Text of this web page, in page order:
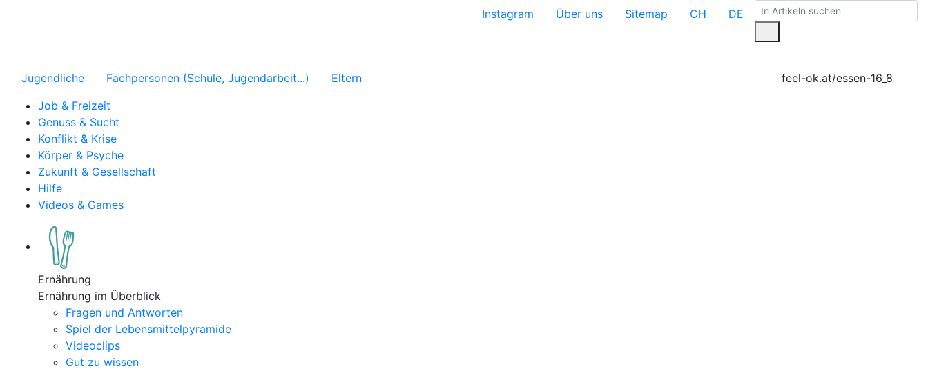
Instagram Über uns Sitemap CH DE
Jugendliche Fachpersonen (Schule, Jugendarbeit...) Eltern
feel-ok.at/essen-16_8
Job & Freizeit
Genuss & Sucht
Konflikt & Krise
Körper & Psyche
Zukunft & Gesellschaft
Hilfe
Videos & Games
Ernährung
Ernährung im Überblick
Fragen und Antworten
Spiel der Lebensmittelpyramide
Videoclips
Gut zu wissen